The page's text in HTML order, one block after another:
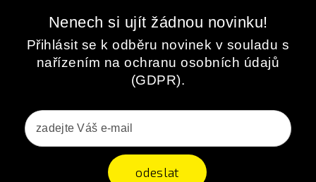
Nenech si ujít žádnou novinku!
Přihlásit se k odběru novinek v souladu s
nařízením na ochranu osobních údajů
(GDPR).
odeslat